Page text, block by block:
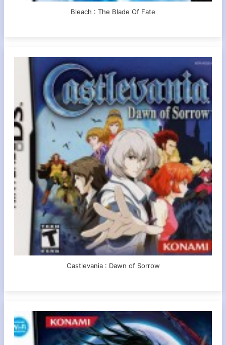
Bleach : The Blade Of Fate
Castlevania : Dawn of Sorrow